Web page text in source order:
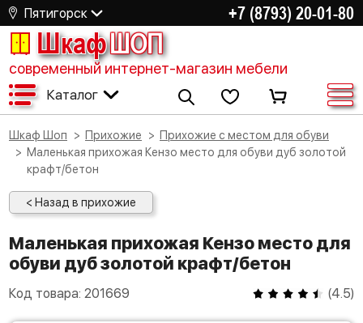
Пятигорск +7 (8793) 20-01-80
ШкафШОП
современный интернет-магазин мебели
Каталог
Шкаф Шоп Прихожие
Прихожие с местом для обуви
Маленькая прихожая Кензо место для обуви дуб золотой
крафт/бетон
< Назад в прихожие
Маленькая прихожая Кензо место для
обуви дуб золотой крафт/бетон
Код товара: 201669 (4.5)